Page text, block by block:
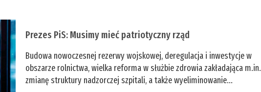
Prezes PiS: Musimy mieć patriotyczny rząd
Budowa nowoczesnej rezerwy wojskowej, deregulacja i inwestycje w
obszarze rolnictwa, wielka reforma w służbie zdrowia zakładająca m.in.
zmianę struktury nadzorczej szpitali, a także wyeliminowanie...